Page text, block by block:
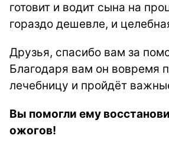
готовит и водит сына на
гораздо дешевле, и
Друзья, спасибо вам за
Благодаря вам он вовремя
лечебницу и пройдёт
Вы помогли ему
ожогов!